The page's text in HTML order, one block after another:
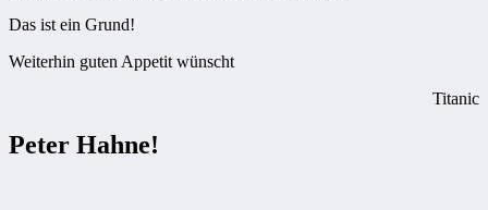
Das ist ein Grund!
Weiterhin guten Appetit wünscht
Titanic
Peter Hahne!